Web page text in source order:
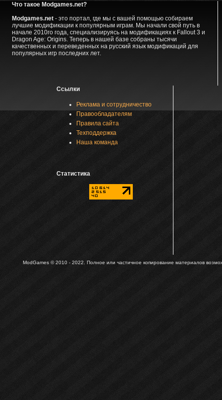
Что такое Modgames.net?
Modgames.net- это портал, где мы с вашей помощью собираем
лучшие модификации к популярным играм. Мы начали свой путь в
начале 2010го года, специализируясь на модификациях к Fallout 3 и
Dragon Age: Origins. Теперь в нашей базе собраны тысячи
качественных и переведенных на русский язык модификаций для
популярных игр последних лет.
Ссылки
Реклама и сотрудничество
Правообладателям
Правила сайта
Техподдержка
Наша команда
Статистика
ModGames © 2010 - 2022. Полное или частичное копирование материалов